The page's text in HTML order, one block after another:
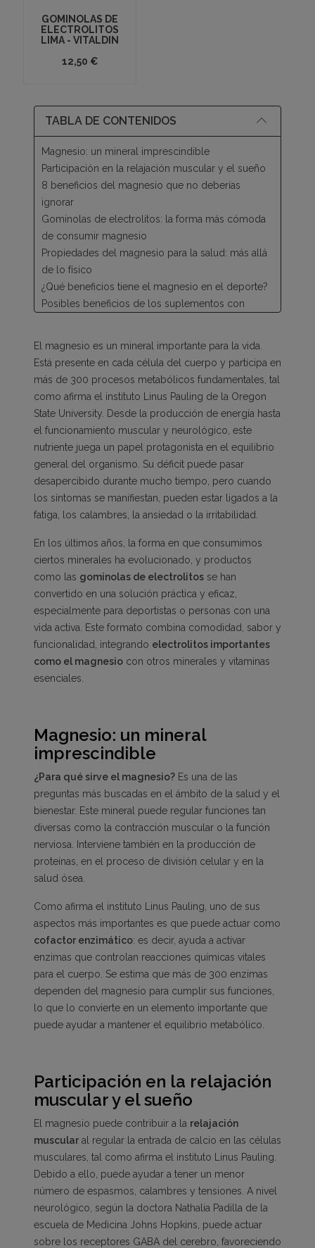
GOMINOLAS DE
ELECTROLITOS
LIMA - VITALDIN
12,50 €
TABLA DE CONTENIDOS
Magnesio: un mineral imprescindible
Participación en la relajación muscular y el sueño
8 beneficios del magnesio que no deberías
ignorar
Gominolas de electrolitos: la forma más cómoda
de consumir magnesio
Propiedades del magnesio para la salud: más allá
de lo físico
¿Qué beneficios tiene el magnesio en el deporte?
Posibles beneficios de los suplementos con
¿Cómo elegir un buen suplemento de magnesio?
El magnesio es un mineral importante para la vida.
Está presente en cada célula del cuerpo y participa en
más de 300 procesos metabólicos fundamentales, tal
como afirma el instituto Linus Pauling de la Oregon
State University. Desde la producción de energía hasta
el funcionamiento muscular y neurológico, este
nutriente juega un papel protagonista en el equilibrio
general del organismo. Su déficit puede pasar
desapercibido durante mucho tiempo, pero cuando
los síntomas se manifiestan, pueden estar ligados a la
fatiga, los calambres, la ansiedad o la irritabilidad.
En los últimos años, la forma en que consumimos
ciertos minerales ha evolucionado, y productos
como las gominolas de electrolitos se han
convertido en una solución práctica y eficaz,
especialmente para deportistas o personas con una
vida activa. Este formato combina comodidad, sabor y
funcionalidad, integrando electrolitos importantes
como el magnesio con otros minerales y vitaminas
esenciales.
Magnesio: un mineral
imprescindible
¿Para qué sirve el magnesio? Es una de las
preguntas más buscadas en el ámbito de la salud y el
bienestar. Este mineral puede regular funciones tan
diversas como la contracción muscular o la función
nerviosa. Interviene también en la producción de
proteínas, en el proceso de división celular y en la
salud ósea.
Como afirma el instituto Linus Pauling, uno de sus
aspectos más importantes es que puede actuar como
cofactor enzimático: es decir, ayuda a activar
enzimas que controlan reacciones químicas vitales
para el cuerpo. Se estima que más de 300 enzimas
dependen del magnesio para cumplir sus funciones,
lo que lo convierte en un elemento importante que
puede ayudar a mantener el equilibrio metabólico.
Participación en la relajación
muscular y el sueño
El magnesio puede contribuir a la relajación
muscular al regular la entrada de calcio en las células
musculares, tal como afirma el instituto Linus Pauling.
Debido a ello, puede ayudar a tener un menor
número de espasmos, calambres y tensiones. A nivel
neurológico, según la doctora Nathalia Padilla de la
escuela de Medicina Johns Hopkins, puede actuar
sobre los receptores GABA del cerebro, favoreciendo